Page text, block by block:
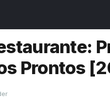
Prontos